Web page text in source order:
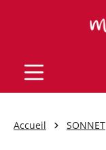
Accueil SONNET